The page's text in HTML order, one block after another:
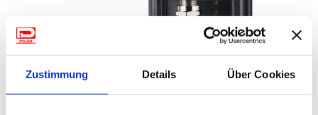
Zustimmung Details Über Cookies